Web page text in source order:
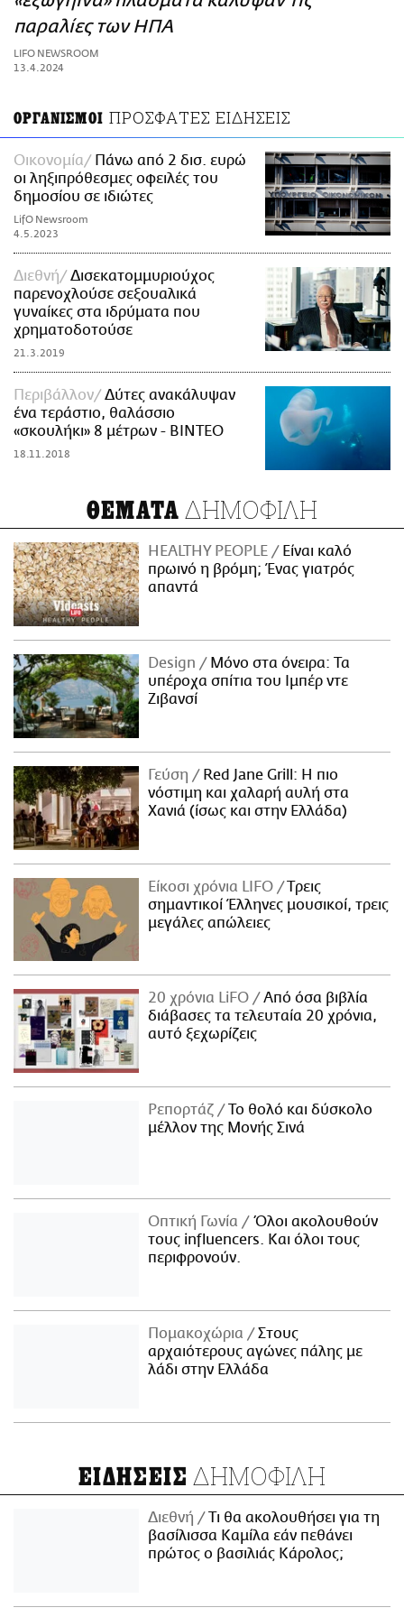
ΑΜΠΑ
PRINT
παραλίες των ΗΠΑ
LIFO NEWSROOM
13.4.2024
ΟΡΓΑΝΙΣΜΟΙ ΠΡΟΣΦΑΤΕΣ ΕΙΔΗΣΕΙΣ
Οικονομία
Πάνω από 2 δισ. ευρώ
οι ληξιπρόθεσμες οφειλές του
δημοσίου σε ιδιώτες
LifO Newsroom
4.5.2023
Διεθνή
Δισεκατομμυριούχος
παρενοχλούσε σεξουαλικά
γυναίκες στα ιδρύματα που
χρηματοδοτούσε
21.3.2019
Περιβάλλον
Δύτες ανακάλυψαν
ένα τεράστιο, θαλάσσιο
«σκουλήκι» 8 μέτρων - BINTEO
18.11.2018
ΘΕΜΑΤΑ ΔΗΜΟΦΙΛΗ
HEALTHY PEOPLE
Είναι καλό
πρωινό η βρόμη; Ένας γιατρός
απαντά
Design
Μόνο στα όνειρα: Τα
υπέροχα σπίτια του Ιμπέρ ντε
Ζιβανσί
Γεύση
Red Jane Grill: Η πιο
νόστιμη και χαλαρή αυλή στα
Χανιά (ίσως και στην Ελλάδα)
Είκοσι χρόνια LIFO
Tρεις
σημαντικοί Έλληνες μουσικοί, τρεις
μεγάλες απώλειες
20 χρόνια LiFO
Από όσα βιβλία
διάβασες τα τελευταία 20 χρόνια,
αυτό ξεχωρίζεις
Ρεπορτάζ
Το θολό και δύσκολο
μέλλον της Μονής Σινά
Οπτική Γωνία
Όλοι ακολουθούν
τους influencers. Και όλοι τους
περιφρονούν.
Πομακοχώρια
Στους
αρχαιότερους αγώνες πάλης με
λάδι στην Ελλάδα
ΕΙΔΗΣΕΙΣ ΔΗΜΟΦΙΛΗ
Διεθνή
Τι θα ακολουθήσει για τη
βασίλισσα Καμίλα εάν πεθάνει
πρώτος ο βασιλιάς Κάρολος;